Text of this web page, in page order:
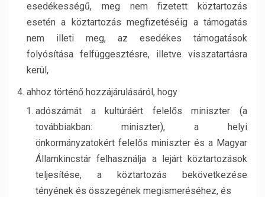
esedékességű, meg nem fizetett köztartozás
esetén a köztartozás megfizetéséig a támogatás
nem illeti meg, az esedékes támogatások
folyósítása felfüggesztésre, illetve visszatartásra
kerül,
ahhoz történő hozzájárulásáról, hogy
adószámát a kultúráért felelős miniszter (a
továbbiakban: miniszter), a helyi
önkormányzatokért felelős miniszter és a Magyar
Államkincstár felhasználja a lejárt köztartozások
teljesítése, a köztartozás bekövetkezése
tényének és összegének megismeréséhez, és